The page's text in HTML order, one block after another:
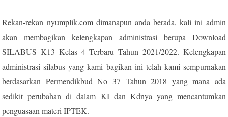
Rekan-rekan nyumplik.com dimanapun anda berada, kali ini admin
akan membagikan kelengkapan administrasi berupa Download
SILABUS K13 Kelas 4 Terbaru Tahun 2021/2022. Kelengkapan
administrasi silabus yang kami bagikan ini telah kami sempurnakan
berdasarkan Permendikbud No 37 Tahun 2018 yang mana ada
sedikit perubahan di dalam KI dan Kdnya yang mencantumkan
penguasaan materi IPTEK.